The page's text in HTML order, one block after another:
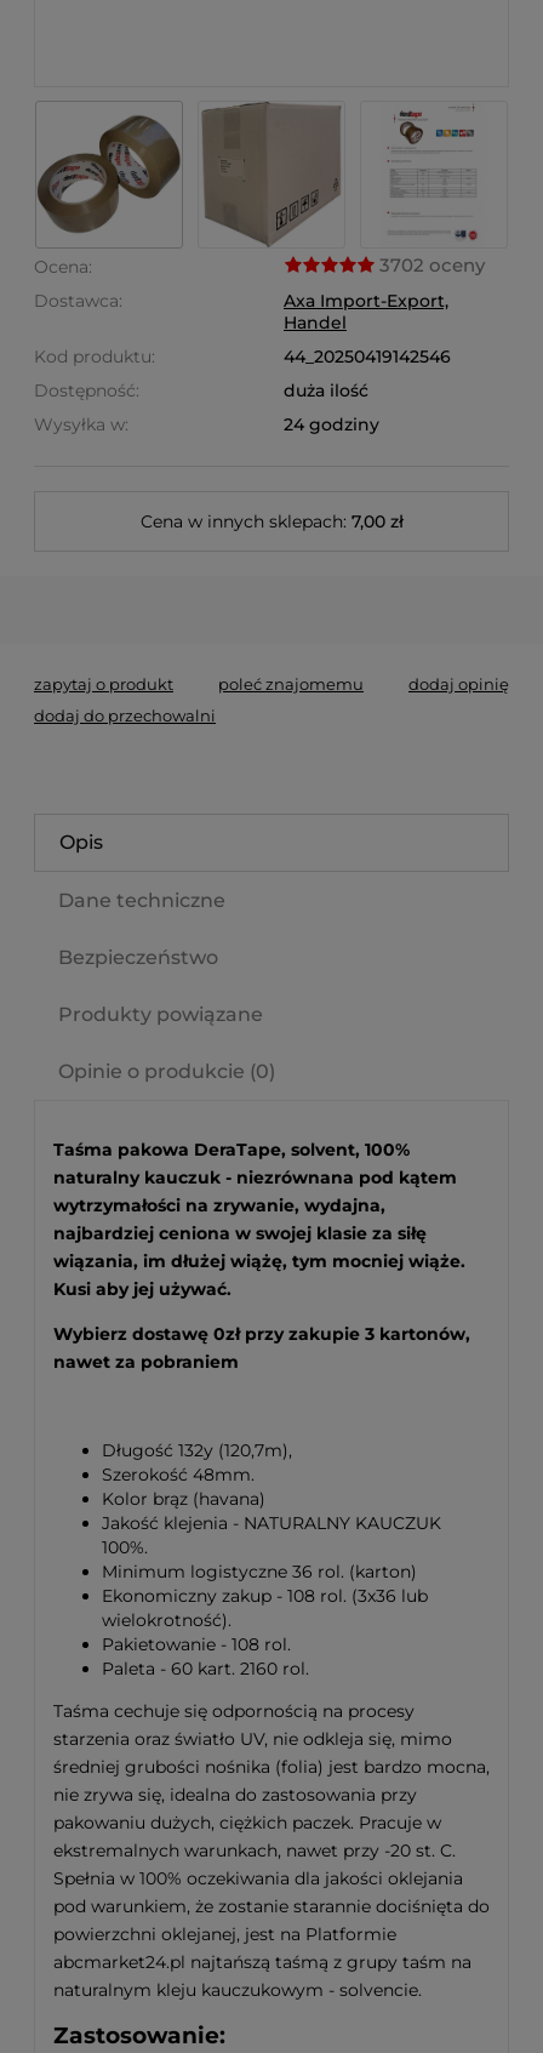
Ocena: 3702 oceny
Dostawca:
Axa Import-Export,
Handel
Kod produktu:
44_20250419142546
Dostępność:
duża ilość
Wysyłka w:
24 godziny
Cena w innych sklepach: 7,00 zł
zapytaj o produkt poleć znajomemu
dodaj opinię
dodaj do przechowalni
Opis
Dane techniczne
Bezpieczeństwo
Produkty powiązane
Opinie o produkcie (0)
Taśma pakowa DeraTape, solvent, 100%
naturalny kauczuk - niezrównana pod kątem
wytrzymałości na zrywanie, wydajna,
najbardziej ceniona w swojej klasie za siłę
wiązania, im dłużej wiążę, tym mocniej wiąże.
Kusi aby jej używać.
Wybierz dostawę 0zł przy zakupie 3 kartonów,
nawet za pobraniem
Długość 132y (120,7m),
Szerokość 48mm.
Kolor brąz (havana)
Jakość klejenia - NATURALNY KAUCZUK
100%.
Minimum logistyczne 36 rol. (karton)
Ekonomiczny zakup - 108 rol. (3x36 lub
wielokrotność).
Pakietowanie - 108 rol.
Paleta - 60 kart. 2160 rol.
Taśma cechuje się odpornością na procesy
starzenia oraz światło UV, nie odkleja się, mimo
średniej grubości nośnika (folia) jest bardzo mocna,
nie zrywa się, idealna do zastosowania przy
pakowaniu dużych, ciężkich paczek. Pracuje w
ekstremalnych warunkach, nawet przy -20 st. C.
Spełnia w 100% oczekiwania dla jakości oklejania
pod warunkiem, że zostanie starannie dociśnięta do
powierzchni oklejanej, jest na Platformie
abcmarket24.pl najtańszą taśmą z grupy taśm na
naturalnym kleju kauczukowym - solvencie.
Zastosowanie: